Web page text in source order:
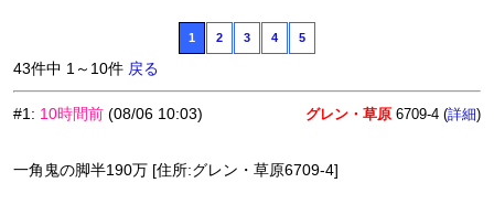
1 2 3 4 5
43件中 1～10件 戻る
#1: 10時間前 (08/06 10:03) グレン・草原 6709-4 (詳細)
一角鬼の脚半190万 [住所:グレン・草原6709-4]